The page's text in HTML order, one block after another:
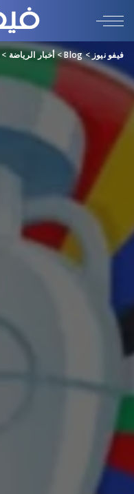
فيفو نيوز>
Blog
>أخبار الرياضة >